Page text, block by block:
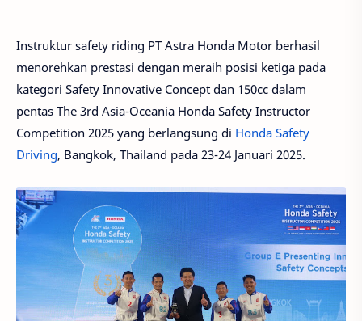
Instruktur safety riding PT Astra Honda Motor berhasil
menorehkan prestasi dengan meraih posisi ketiga pada
kategori Safety Innovative Concept dan 150cc dalam
pentas The 3rd Asia-Oceania Honda Safety Instructor
Competition 2025 yang berlangsung di Honda Safety
Driving, Bangkok, Thailand pada 23-24 Januari 2025.